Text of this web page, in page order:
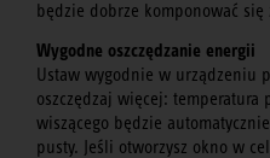
będzie dobrze komponować
Wygodne oszczędzanie energii
Ustaw wygodnie w urządzeniu
oszczędzaj więcej: temperatura
wiszącego będzie
pusty. Jeśli otworzysz okno w